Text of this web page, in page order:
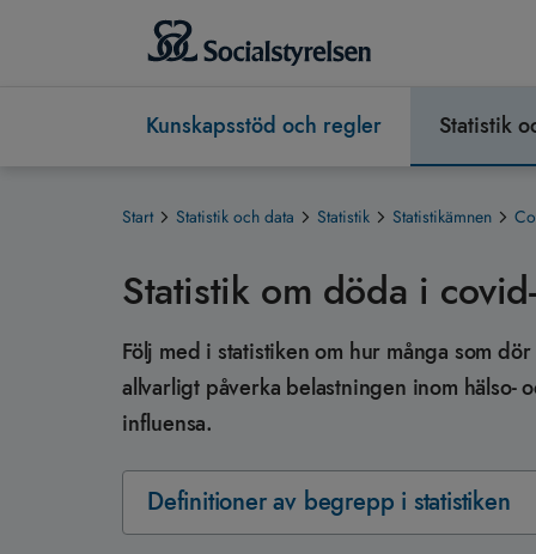
Kunskapsstöd och regler Statistik
Start Statistik och data Statistik Statistikämnen
Statistik om döda i
Följ med i statistiken om hur många som
allvarligt påverka belastningen inom hälso-
influensa.
Definitioner av begrepp i statistiken